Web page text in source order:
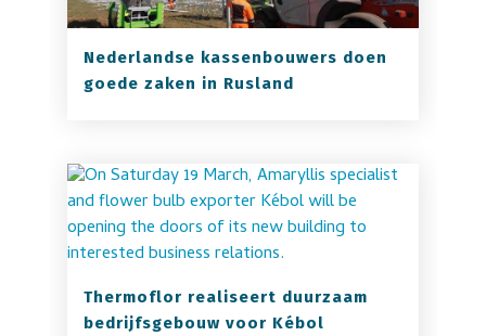
Nederlandse kassenbouwers doen
goede zaken in Rusland
Thermoflor realiseert duurzaam
bedrijfsgebouw voor Kébol